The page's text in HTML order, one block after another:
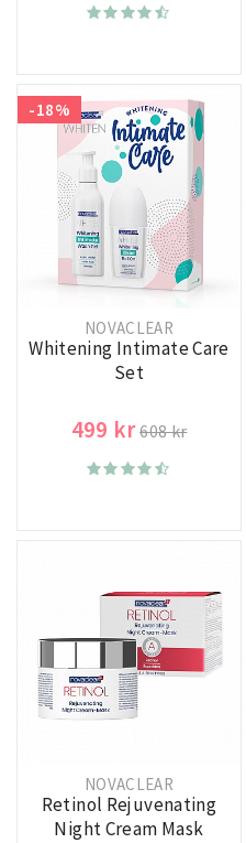
-18%
NOVACLEAR
Whitening Intimate Care
Set
499 kr608 kr
NOVACLEAR
Retinol Rejuvenating
Night Cream Mask